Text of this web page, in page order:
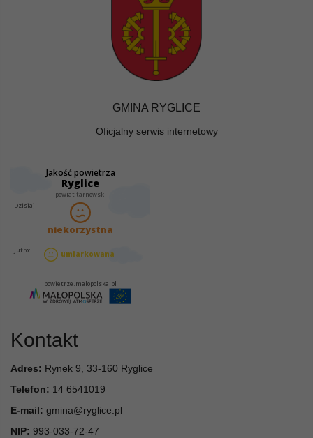
GMINA RYGLICE
Oficjalny serwis internetowy
Kontakt
Adres: Rynek 9, 33-160 Ryglice
Telefon: 14 6541019
E-mail: gmina@ryglice.pl
NIP: 993-033-72-47